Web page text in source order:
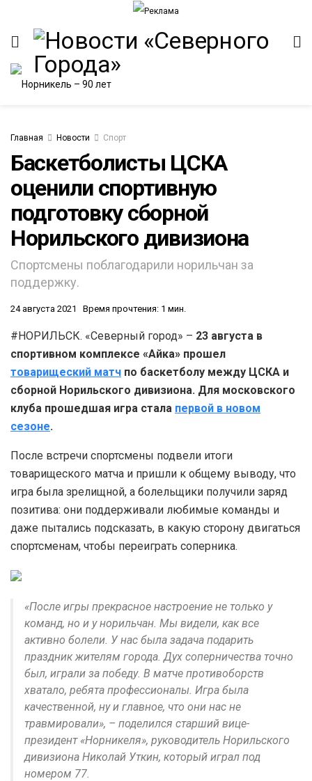
Главная Новости Спорт
Баскетболисты ЦСКА
оценили спортивную
подготовку сборной
Норильского дивизиона
Спортсмены поблагодарили норильчан за
поддержку.
24 августа 2021 Время прочтения: 1 мин.
#НОРИЛЬСК. «Северный город» – 23 августа в
спортивном комплексе «Айка» прошел
товарищеский матч по баскетболу между ЦСКА и
сборной Норильского дивизиона. Для московского
клуба прошедшая игра стала первой в новом
сезоне.
После встречи спортсмены подвели итоги
товарищеского матча и пришли к общему выводу, что
игра была зрелищной, а болельщики получили заряд
позитива: они поддерживали любимые команды и
даже пытались подсказать, в какую сторону двигаться
спортсменам, чтобы переиграть соперника.
«После игры прекрасное настроение не только у
команд, но и у норильчан. Мы видели, как все
активно болели. У нас была задача подарить
праздник жителям города. Дух соперничества точно
был, играли за победу. В матче противоборств
хватало, ребята профессионалы. Игра была
качественной, ну и главное, что они нас не
травмировали», – поделился старший вице-
президент «Норникеля», руководитель Норильского
дивизиона Николай Уткин, который играл под
номером 77.